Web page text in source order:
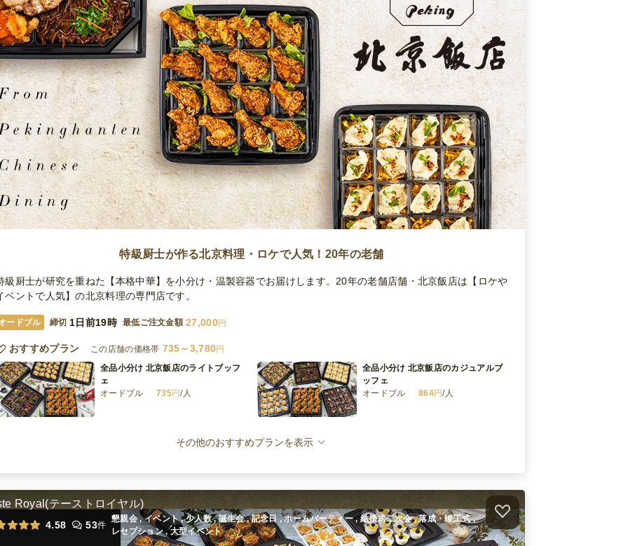
全てのプランを見る（9件）
特級厨士が作る北京料理・ロケで人気！20年の老舗
級厨士が研究を重ねた【本格中華】を小分け・温製容器でお届けします。20年の老舗店舗・北京飯店は【ロケや
ベントで人気】の北京料理の専門店です。
ードブル 締切 1日前19時 最低ご注文金額 27,000円
おすすめプラン この店舗の価格帯 735～3,780円
全品小分け 北京飯店のライトブッフ
ェ
オードブル
735円/人
全品小分け 北京飯店のカジュアルブ
ッフェ
オードブル
864円/人
全品小分け 北京飯店のスーぺリアブ
ッフェ
オードブル
2,160 円/人
全品小分け 北京飯店のラグジュアリ
ーブッフェ
オードブル
2,700円/人
その他のおすすめプランを表示
Royal(テーストロイヤル)
4.58 53件
懇親会 , イベント , 少人数 , 誕生会 , 記念日 , ホームパーティー , 結婚式二次会 , 落成・竣工式 ,
レセプション , 大型イベント